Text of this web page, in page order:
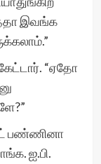
இவங்க
“ஏதோ
பண்ணினா
ஐ.பி.